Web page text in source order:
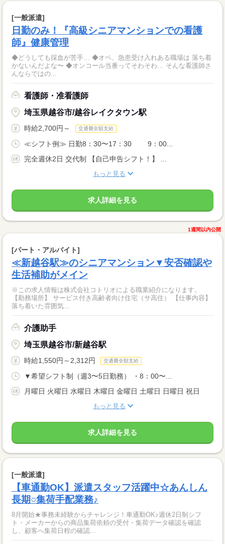
[一般派遣]
日勤のみ！『高級シニアマンションでの看護
師』健康管理
◆どうしても採血が苦手… ◆オペ、急患受け入れある職場は 落ち着
かないんだよな〜 ◆オンコール当番ってそわそわ… そんな看護師さ
んならではの...
看護師・准看護師
埼玉県越谷市/越谷レイクタウン駅
時給2,700円～ 交通費全額支給
≪シフト例≫ 日勤8：30〜17：30 9：00...
完全週休2日 交代制 【自己申告シフト！】 ...
もっと見る
求人詳細を見る
1週間以内公開
[パート・アルバイト]
≪新越谷駅≫のシニアマンション▼安否確認や
生活補助がメイン
※この求人情報は株式会社コトリオによる職業紹介になります。
【勤務場所】 サービス付き高齢者向け住宅（サ高住） 【仕事内容】
落ち着いた雰囲気...
介護助手
埼玉県越谷市/新越谷駅
時給1,550円～2,312円 交通費全額支給
▼希望シフト制（週3〜5日勤務） ・8：00〜...
月曜日 火曜日 水曜日 木曜日 金曜日 土曜日 日曜日 祝日
もっと見る
求人詳細を見る
[一般派遣]
【車通勤OK】派遣スタッフ活躍中☆あんしん
長期○集荷手配業務♪
8月開始★事務未経験からチャレンジ！車通勤OK♪週休2日制シフ
ト・メーカーからの商品集荷依頼の受付・集荷データ確認を確認
し、顧客へ集荷日程の確認...